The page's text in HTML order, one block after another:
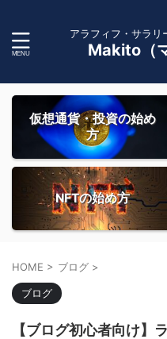
アラフィフ・サラリ
Makito（
仮想通貨・投資の始め
方
NFTの始め方
HOME > ブログ >
ブログ
【ブログ初心者向け】